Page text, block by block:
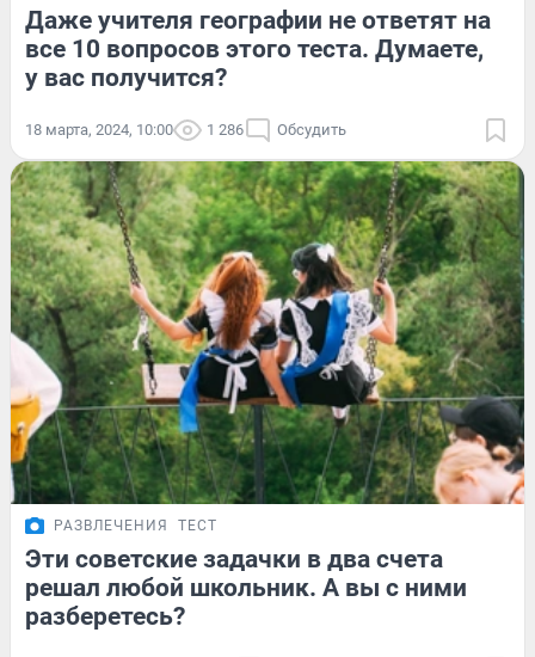
Даже учителя географии не ответят на
все 10 вопросов этого теста. Думаете,
у вас получится?
18 марта, 2024, 10:00 1 286 Обсудить
РАЗВЛЕЧЕНИЯ ТЕСТ
Эти советские задачки в два счета
решал любой школьник. А вы с ними
разберетесь?